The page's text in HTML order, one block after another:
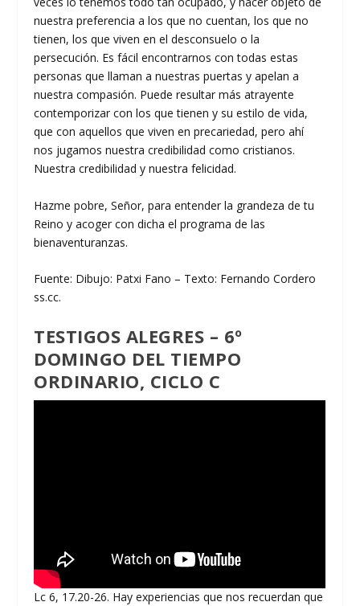
nuestra preferencia a los que no cuentan, los que no
tienen, los que viven en el desconsuelo o la
persecución. Es fácil encontrarnos con todas estas
personas que llaman a nuestras puertas y apelan a
nuestra compasión. Puede resultar más atrayente
contemporizar con los que tienen y su estilo de vida,
que con aquellos que viven en precariedad, pero ahí
nos jugamos nuestra credibilidad como cristianos.
Nuestra credibilidad y nuestra felicidad.
Hazme pobre, Señor, para entender la grandeza de tu
Reino y acoger con dicha el programa de las
bienaventuranzas.
Fuente: Dibujo: Patxi Fano – Texto: Fernando Cordero
ss.cc.
TESTIGOS ALEGRES – 6º
DOMINGO DEL TIEMPO
ORDINARIO, CICLO C
Lc 6, 17.20-26. Hay experiencias que nos recuerdan que